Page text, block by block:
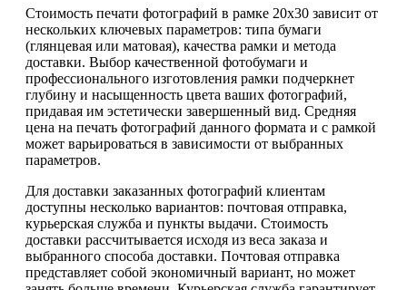
Стоимость печати фотографий в рамке 20х30 зависит от
нескольких ключевых параметров: типа бумаги
(глянцевая или матовая), качества рамки и метода
доставки. Выбор качественной фотобумаги и
профессионального изготовления рамки подчеркнет
глубину и насыщенность цвета ваших фотографий,
придавая им эстетически завершенный вид. Средняя
цена на печать фотографий данного формата и с рамкой
может варьироваться в зависимости от выбранных
параметров.
Для доставки заказанных фотографий клиентам
доступны несколько вариантов: почтовая отправка,
курьерская служба и пункты выдачи. Стоимость
доставки рассчитывается исходя из веса заказа и
выбранного способа доставки. Почтовая отправка
представляет собой экономичный вариант, но может